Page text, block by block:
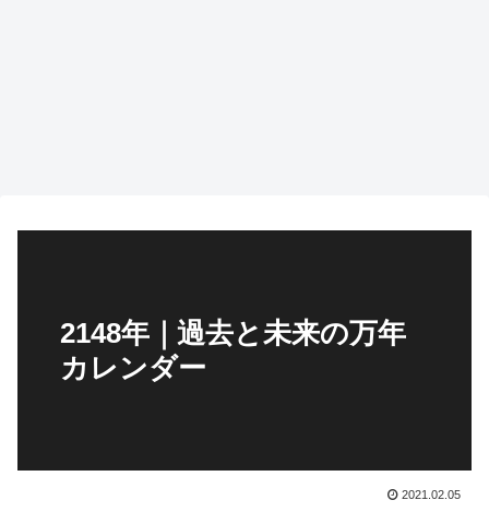
2148年｜過去と未来の万年
カレンダー
2021.02.05